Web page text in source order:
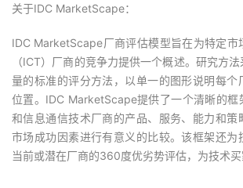
关于IDC MarketScape：
IDC MarketScape厂商评估模型旨在为特定市
（ICT）厂商的竞争力提供一个概述。研究方
量的标准的评分方法，以单一的图形说明每个
位置。IDC MarketScape提供了一个清晰的框
和信息通信技术厂商的产品、服务、能力和策
市场成功因素进行有意义的比较。该框架还为
当前或潜在厂商的360度优劣势评估，为技术买